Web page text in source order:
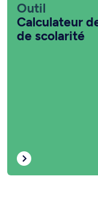
Outil
Calculateur
de scolarité